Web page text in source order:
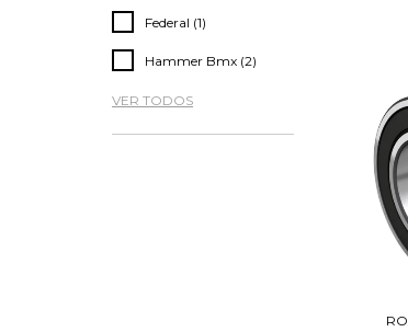
Federal (1)
Hammer Bmx (2)
VER TODOS